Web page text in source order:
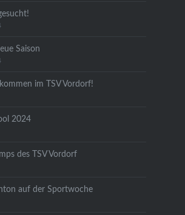
Saison
im TSV Vordorf!
2024
des TSV Vordorf
auf der Sportwoche